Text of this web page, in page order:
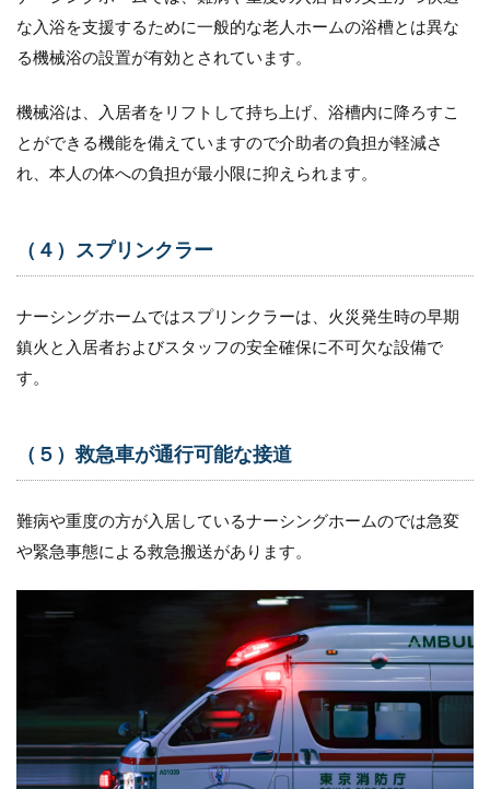
な入浴を支援するために一般的な老人ホームの浴槽とは異な
る機械浴の設置が有効とされています。
機械浴は、入居者をリフトして持ち上げ、浴槽内に降ろすこ
とができる機能を備えていますので介助者の負担が軽減さ
れ、本人の体への負担が最小限に抑えられます。
（４）スプリンクラー
ナーシングホームではスプリンクラーは、火災発生時の早期
鎮火と入居者およびスタッフの安全確保に不可欠な設備で
す。
（５）救急車が通行可能な接道
難病や重度の方が入居しているナーシングホームのでは急変
や緊急事態による救急搬送があります。